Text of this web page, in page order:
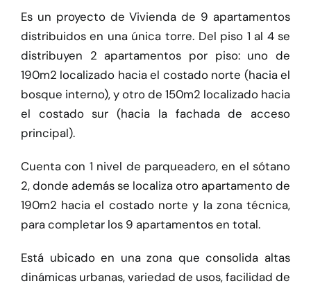
Es un proyecto de Vivienda de 9 apartamentos
distribuidos en una única torre. Del piso 1 al 4 se
distribuyen 2 apartamentos por piso: uno de
190m2 localizado hacia el costado norte (hacia el
bosque interno), y otro de 150m2 localizado hacia
el costado sur (hacia la fachada de acceso
principal).
Cuenta con 1 nivel de parqueadero, en el sótano
2, donde además se localiza otro apartamento de
190m2 hacia el costado norte y la zona técnica,
para completar los 9 apartamentos en total.
Está ubicado en una zona que consolida altas
dinámicas urbanas, variedad de usos, facilidad de